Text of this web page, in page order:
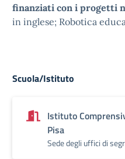
finanziati con i progetti
in inglese; Robotica
Scuola/Istituto
Istituto
Pisa
Sede degli uffici di